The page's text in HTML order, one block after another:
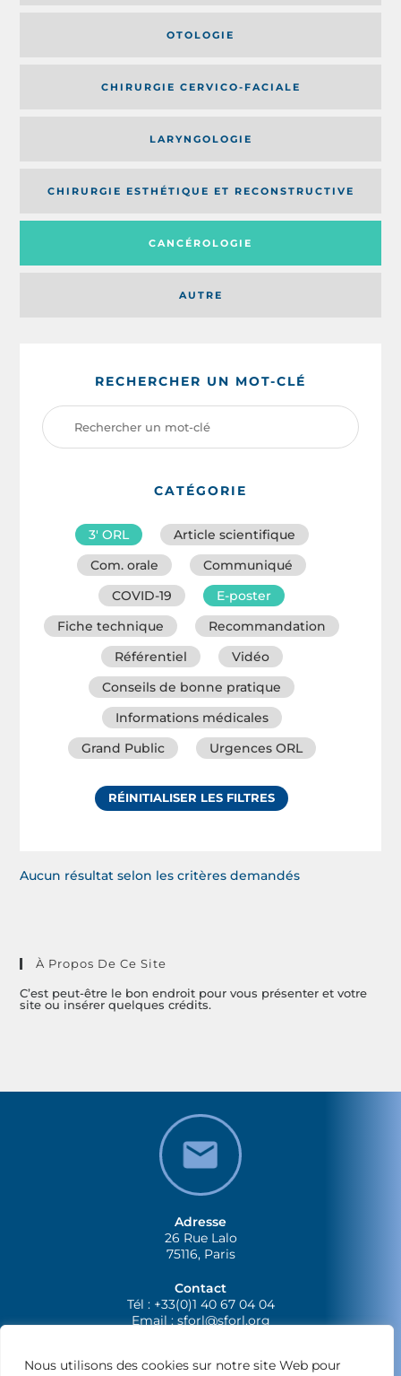
Nous utilisons des cookies sur notre site Web pour
OTOLOGIE
CHIRURGIE CERVICO-FACIALE
AUTRE
LARYNGOLOGIE
CHIRURGIE ESTHÉTIQUE ET RECONSTRUCTIVE
CANCÉROLOGIE
RECHERCHER UN MOT-CLÉ
CATÉGORIE
3′ ORL
Article scientifique
Com. orale
Communiqué
COVID-19
E-poster
Fiche technique
Recommandation
Référentiel
Vidéo
Conseils de bonne pratique
Informations médicales
Grand Public
Urgences ORL
RÉINITIALISER LES FILTRES
Aucun résultat selon les critères demandés
À Propos De Ce Site
C’est peut-être le bon endroit pour vous présenter et votre
site ou insérer quelques crédits.
Adresse
26 Rue Lalo
75116, Paris
Contact
Tél : +33(0)1 40 67 04 04
Email :sforl@sforl.org